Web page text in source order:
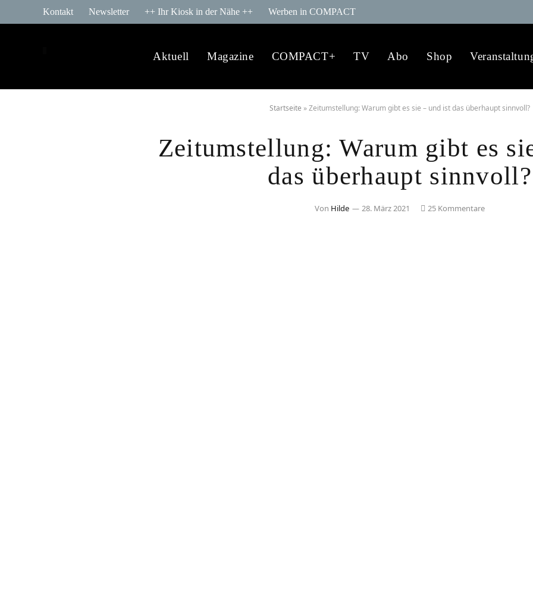
Kontakt Newsletter ++ Ihr Kiosk in der Nähe ++ Werben in COMPACT
Aktuell Magazine COMPACT+ TV Abo Shop
Startseite »Zeitumstellung: Warum gibt es sie – und ist das überhaupt sinnvoll?
Zeitumstellung: Warum gibt es
das überhaupt sinnvoll?
Von Hilde 28. März 2021 25 Kommentare